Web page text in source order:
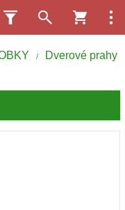
/ Dverové prahy